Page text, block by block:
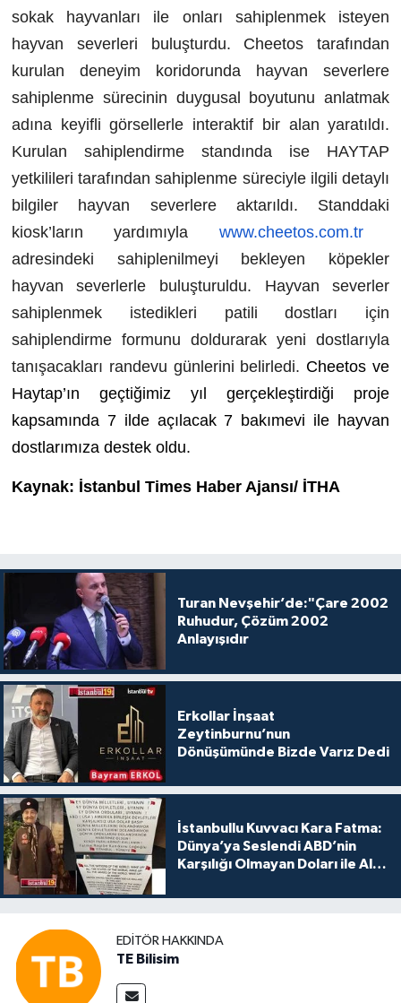
sokak hayvanları ile onları sahiplenmek isteyen
hayvan severleri buluşturdu. Cheetos tarafından
kurulan deneyim koridorunda hayvan severlere
sahiplenme sürecinin duygusal boyutunu anlatmak
adına keyifli görsellerle interaktif bir alan yaratıldı.
Kurulan sahiplendirme standında ise HAYTAP
yetkilileri tarafından sahiplenme süreciyle ilgili detaylı
bilgiler hayvan severlere aktarıldı. Standdaki
kiosk’ların yardımıyla www.cheetos.com.tr
adresindeki sahiplenilmeyi bekleyen köpekler
hayvan severlerle buluşturuldu. Hayvan severler
sahiplenmek istedikleri patili dostları için
sahiplendirme formunu doldurarak yeni dostlarıyla
tanışacakları randevu günlerini belirledi. Cheetos ve
Haytap’ın geçtiğimiz yıl gerçekleştirdiği proje
kapsamında 7 ilde açılacak 7 bakımevi ile hayvan
dostlarımıza destek oldu.
Kaynak: İstanbul Times Haber Ajansı/ İTHA
Turan Nevşehir’de:"Çare 2002
Ruhudur, Çözüm 2002
Anlayışıdır
Erkollar İnşaat
Zeytinburnu’nun
Dönüşümünde Bizde Varız Dedi
İstanbullu Kuvvacı Kara Fatma:
Dünya’ya Seslendi ABD’nin
Karşılığı Olmayan Doları ile Alış
EDITÖR HAKKINDA
TE Bilisim